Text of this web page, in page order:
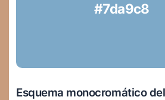
#7da9c8
Esquema monocromático